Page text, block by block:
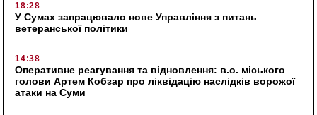
18:28
У Сумах запрацювало нове Управління з питань
ветеранської політики
14:38
Оперативне реагування та відновлення: в.о. міського
голови Артем Кобзар про ліквідацію наслідків ворожої
атаки на Суми